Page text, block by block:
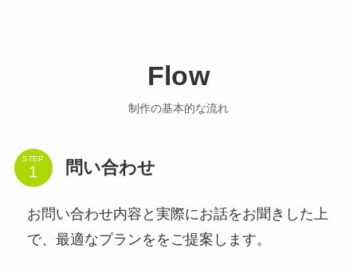
Flow
制作の基本的な流れ
STEP 問い合わせ
お問い合わせ内容と実際にお話をお聞きした上
で、最適なプランををご提案します。